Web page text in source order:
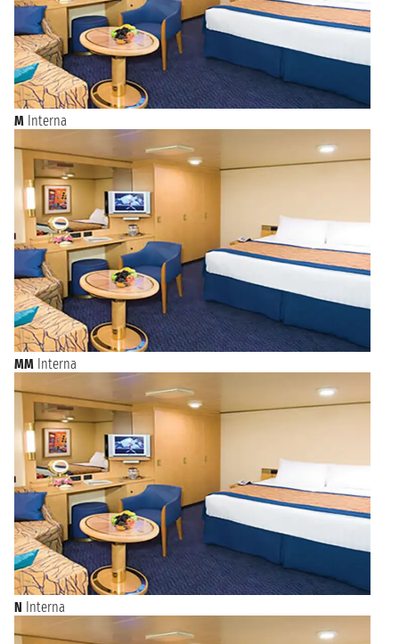
M Interna
MM Interna
N Interna